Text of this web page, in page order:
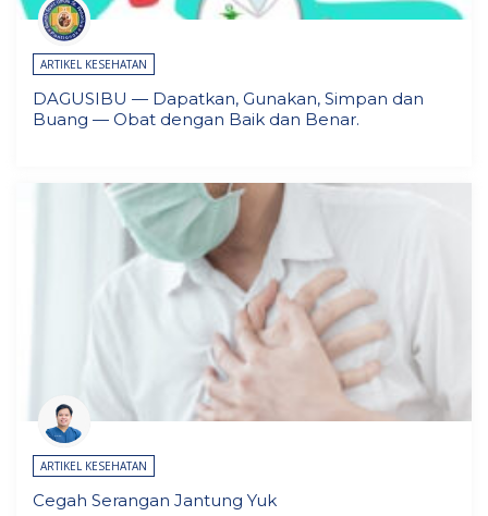
ARTIKEL KESEHATAN
DAGUSIBU — Dapatkan, Gunakan, Simpan dan
Buang — Obat dengan Baik dan Benar.
ARTIKEL KESEHATAN
Cegah Serangan Jantung Yuk